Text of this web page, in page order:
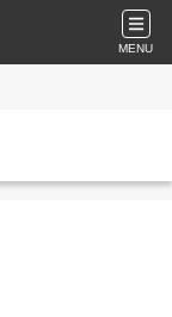
MENU